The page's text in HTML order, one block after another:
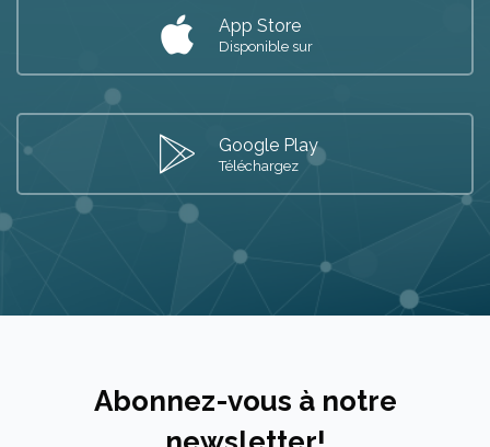
App Store
Disponible sur
Google Play
Téléchargez
Abonnez-vous à notre